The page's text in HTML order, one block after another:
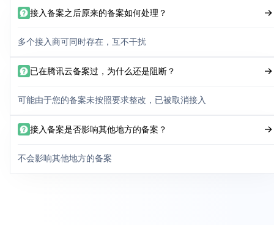
接入备案之后原来的备案如何处理？
多个接入商可同时存在，互不干扰
已在腾讯云备案过，为什么还是阻断？
可能由于您的备案未按照要求整改，已被取消接入
接入备案是否影响其他地方的备案？
不会影响其他地方的备案